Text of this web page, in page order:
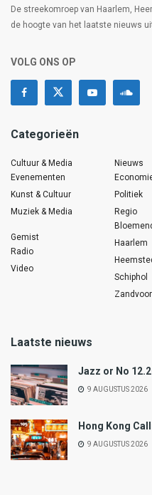
De streekomroep van Haarlem,
de hoogte van het laatste nieuws
VOLG ONS OP
Categorieën
Cultuur & Media
Evenementen
Kunst & Cultuur
Muziek & Media
Gemist
Radio
Video
Nieuws
Politiek
Regio
Haarlem
Schiphol
Laatste nieuws
Jazz or No
9 AUGUSTUS 2026
Hong Kong
9 AUGUSTUS 2026